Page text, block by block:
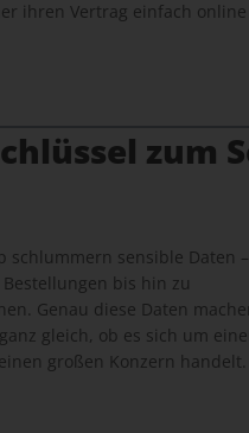
ihren Vertrag einfach
zum
schlummern sensible Daten
bis hin zu
Genau diese Daten
gleich, ob es sich um
großen Konzern handelt.